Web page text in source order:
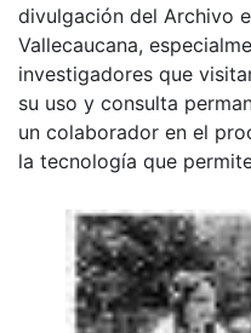
divulgación del Archivo
Vallecaucana,
investigadores que
su uso y consulta
un colaborador en el
la tecnología que